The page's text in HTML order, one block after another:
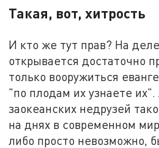
Такая, вот, хитрость
И кто же тут прав? На
открывается достаточно
только вооружиться
"по плодам их узнаете
заокеанских недрузей
на днях в современном
либо просто невозможно,